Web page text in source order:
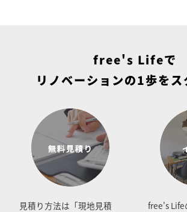
free's Lifeで
リノベーションの1歩をス
見積り方法は「現地見積
free's Life